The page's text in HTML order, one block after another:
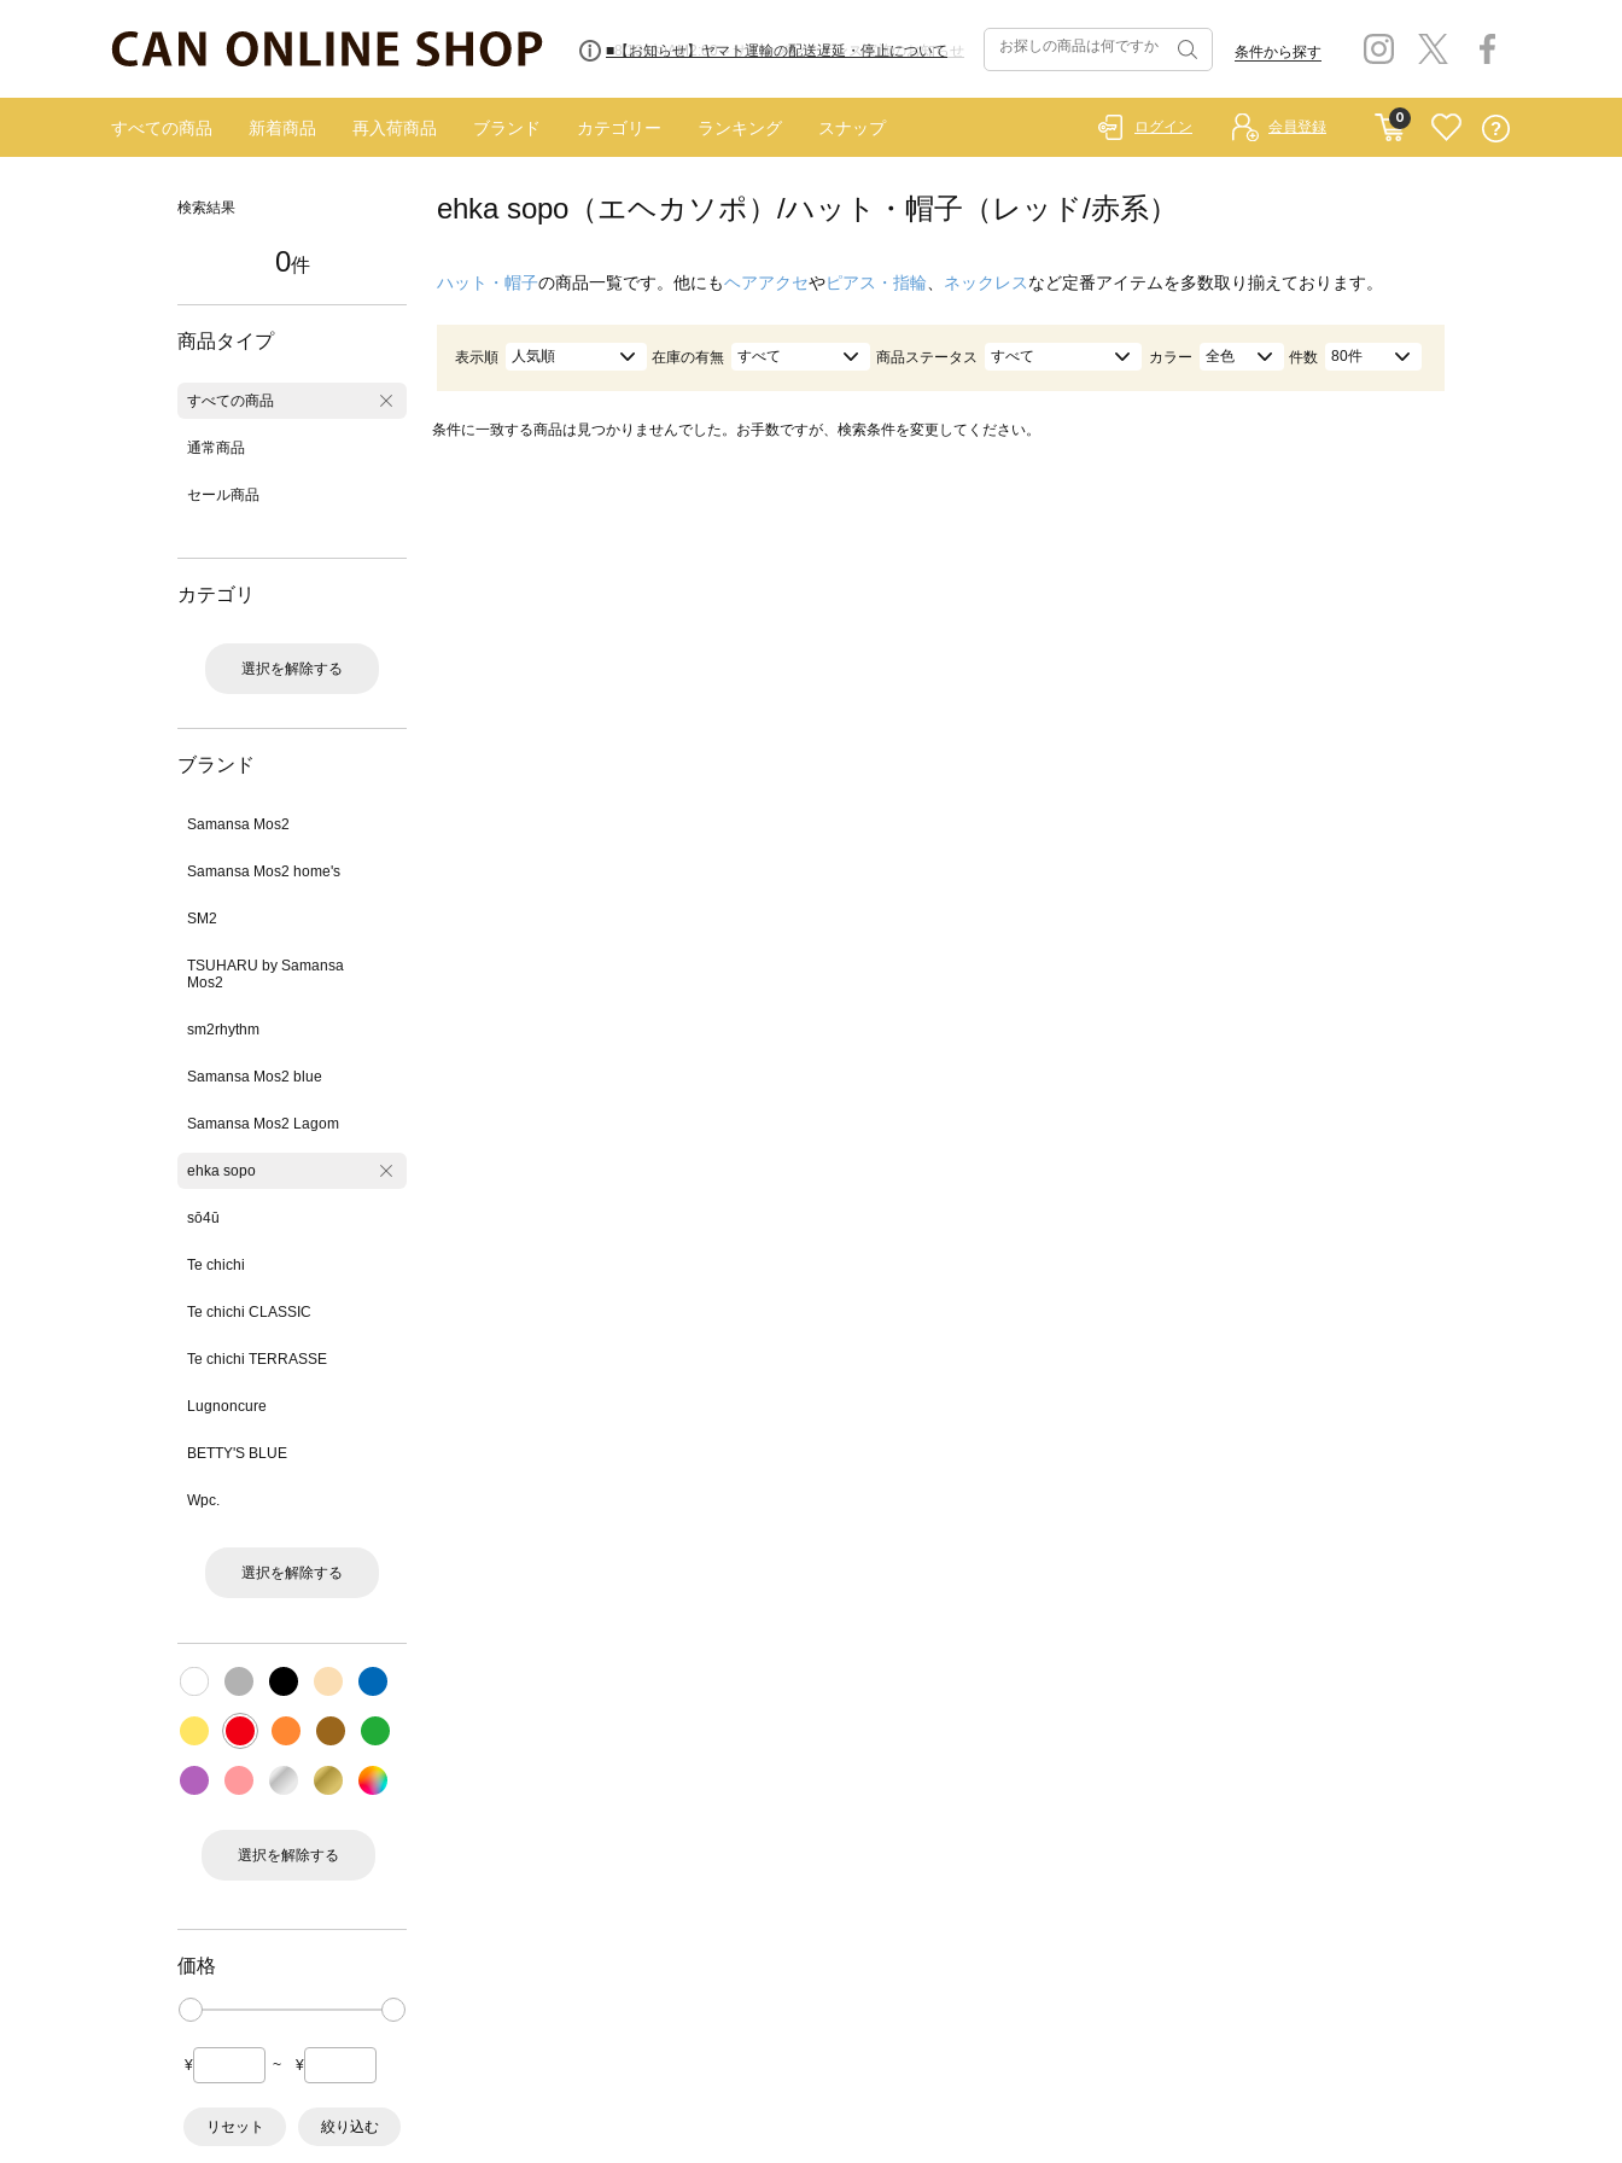
■8/13(木)AM2:00～サイトメンテナンス実施のお知らせ 条件から探す
すべての商品 新着商品 再入荷商品 ブランド カテゴリー ランキング スナップ
0
ログイン 会員登録
検索結果
0件
商品タイプ
すべての商品
通常商品
セール商品
カテゴリ
選択を解除する
ブランド
Samansa Mos2
Samansa Mos2 home's
SM2
TSUHARU by Samansa
Mos2
sm2rhythm
Samansa Mos2 blue
Samansa Mos2 Lagom
ehka sopo
sō4ū
Te chichi
Te chichi CLASSIC
Te chichi TERRASSE
Lugnoncure
BETTY'S BLUE
Wpc.
選択を解除する
選択を解除する
価格
¥ ~ ¥
リセット 絞り込む
ehka sopo（エヘカソポ）/ハット・帽子（レッド/赤系）
ハット・帽子の商品一覧です。他にもヘアアクセやピアス・指輪 ネックレスなど定番アイテムを多数取り揃えております。
表示順 人気順 在庫の有無 すべて 商品ステータス すべて カラー 全色 件数 80件
条件に一致する商品は見つかりませんでした。お手数ですが、検索条件を変更してください。